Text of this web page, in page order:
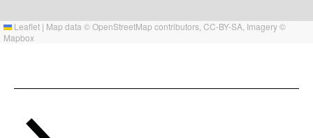
Leaflet | Map data ©OpenStreetMap contributors, CC-BY-SA , Imagery ©
Mapbox